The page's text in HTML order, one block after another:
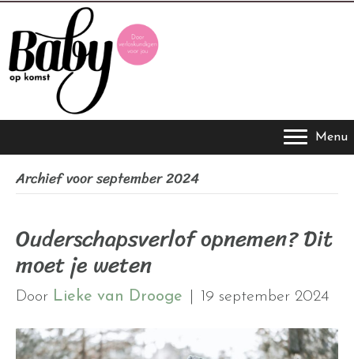
Menu
Archief voor september 2024
Ouderschapsverlof opnemen? Dit
moet je weten
Door Lieke van Drooge 19 september 2024